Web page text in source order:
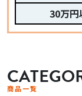
30万円
商品一覧